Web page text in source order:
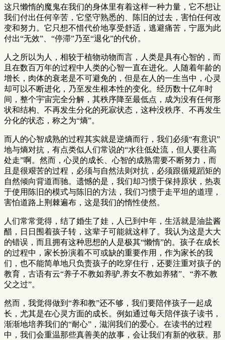
这只懒惰的魔鬼在我们的身体里有着这样一种力量，它不想让
我们付出任何辛苦，它坚守熟悉的、陈旧的过去，害怕任何改
变和努力。它只想不惜代价地享受舒适，逃避痛苦，宁愿为此
付出“无效”、“停滞”乃至“退化”的代价。
人之所以为人，相较于植物动物而言，人类是具有心智的，而
且在数百万年的过程中人类的心智一直在进化。人随着年龄的
增长，肉体的衰老是不可避免的，但是在人的一生当中，心灵
却可以不断进化，乃至发生根本性的变化。经历数十亿年时
间，整个宇宙完全分解，其秩序降至最低点，成为没有任何形
状和结构、不再发生分化的死寂状态，这种没秩序、不再发生
分化的状态，称之为“熵”。
而人的心智成熟的过程其实就是逆熵而行，我们必须“有意识”
地与熵对抗，有点类似人们常说的“水往低处流，但人要往高
处走”啊。然而，心灵的成长、心智的成熟需要不断努力，而
且是很艰苦的过程，必须与自然法则对抗，必须跟循规蹈矩的
自然倾向背道而驰。遗憾的是，我们却习惯于保持原状，热衷
于使用陈旧的模式与陈旧的方法，我们习惯于走平坦的道理，
害怕道路上荆棘遍布，这是我们的惰性使然。
人们常常觉得，结了婚生了娃，人已到中年，生活就是油盐酱
醋，日日围着孩子转，这辈子可能就这样了。我认为这是大大
的错误，而且拥有这种思想的人是极其“懒惰”的。孩子在成长
的过程中，家长扮演着不可或缺的重要作用，作为家长的我
们，也不能简单地只负责孩子的吃穿住行，还要注重对孩子的
教育，古语有云“养子不教如养驴,养女不教如养猪”、“养不教
父之过”。
然而，我觉得做到“养和教”还不够，我们要陪伴孩子一起成
长，尤其是在心灵方面的成长。例如通过每天陪伴孩子读书，
渐渐地培养我们的“耐心”，滋润我们的爱心。在读书的过程
中，我们会重温那些真善美的故事，会让我们有新的收获。那